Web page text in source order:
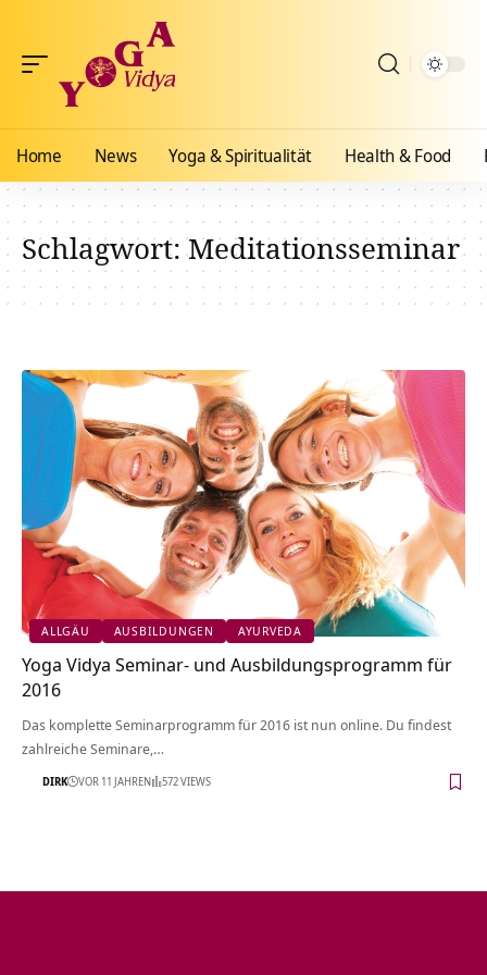
Home News Yoga & Spiritualität Health & Food
Schlagwort:Meditationsseminar
ALLGÄU AUSBILDUNGEN AYURVEDA
Yoga Vidya Seminar- und Ausbildungsprogramm für
2016
Das komplette Seminarprogramm für 2016 ist nun online. Du findest
zahlreiche Seminare,…
DIRK VOR 11 JAHREN 572 VIEWS